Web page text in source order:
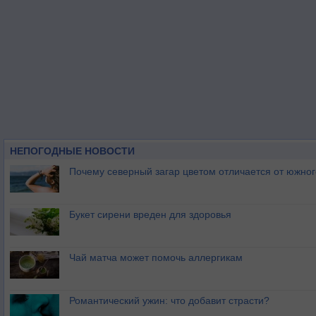
НЕПОГОДНЫЕ НОВОСТИ
Почему северный загар цветом отличается от
Букет сирени вреден для здоровья
Чай матча может помочь аллергикам
Романтический ужин: что добавит страсти?